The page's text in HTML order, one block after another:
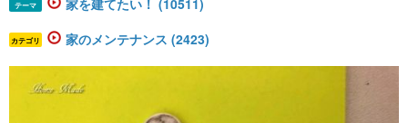
テーマ
カテゴリ 家のメンテナンス (2423)